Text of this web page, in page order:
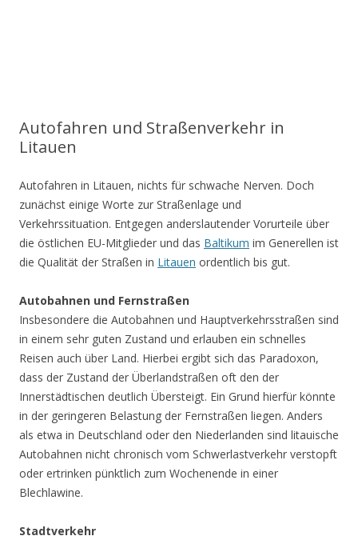
Autofahren und Straßenverkehr in
Litauen
Autofahren in Litauen, nichts für schwache Nerven. Doch
zunächst einige Worte zur Straßenlage und
Verkehrssituation. Entgegen anderslautender Vorurteile über
die östlichen EU-Mitglieder und das Baltikum im Generellen ist
die Qualität der Straßen in Litauen ordentlich bis gut.
Autobahnen und Fernstraßen
Insbesondere die Autobahnen und Hauptverkehrsstraßen sind
in einem sehr guten Zustand und erlauben ein schnelles
Reisen auch über Land. Hierbei ergibt sich das Paradoxon,
dass der Zustand der Überlandstraßen oft den der
Innerstädtischen deutlich Übersteigt. Ein Grund hierfür könnte
in der geringeren Belastung der Fernstraßen liegen. Anders
als etwa in Deutschland oder den Niederlanden sind litauische
Autobahnen nicht chronisch vom Schwerlastverkehr verstopft
oder ertrinken pünktlich zum Wochenende in einer
Blechlawine.
Stadtverkehr